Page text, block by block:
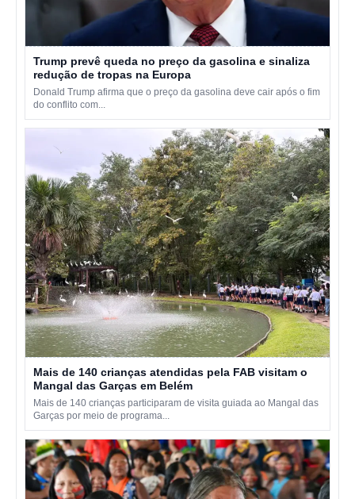
Trump prevê queda no preço da gasolina e sinaliza
redução de tropas na Europa
Donald Trump afirma que o preço da gasolina deve cair após o fim
do conflito com...
Mais de 140 crianças atendidas pela FAB visitam o
Mangal das Garças em Belém
Mais de 140 crianças participaram de visita guiada ao Mangal das
Garças por meio de programa...